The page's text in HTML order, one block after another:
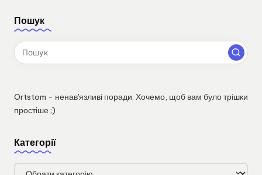
Пошук
Ortstom - ненав'язливі поради. Хочемо, щоб вам було трішки
простіше ;)
Категорії
Категорії